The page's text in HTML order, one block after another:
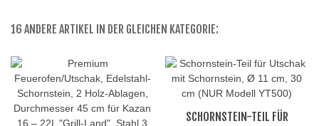
16 ANDERE ARTIKEL IN DER GLEICHEN KATEGORIE:
SCHORNSTEIN-TEIL FÜR